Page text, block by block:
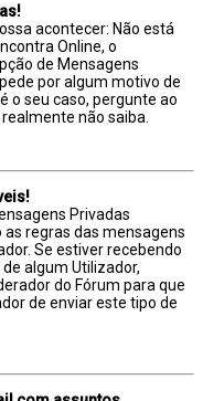
acontecer: Não está
Online, o
de Mensagens
por algum motivo de
o seu caso, pergunte ao
não saiba.
Privadas
regras das mensagens
Se estiver recebendo
algum Utilizador,
do Fórum para que
de enviar este tipo de